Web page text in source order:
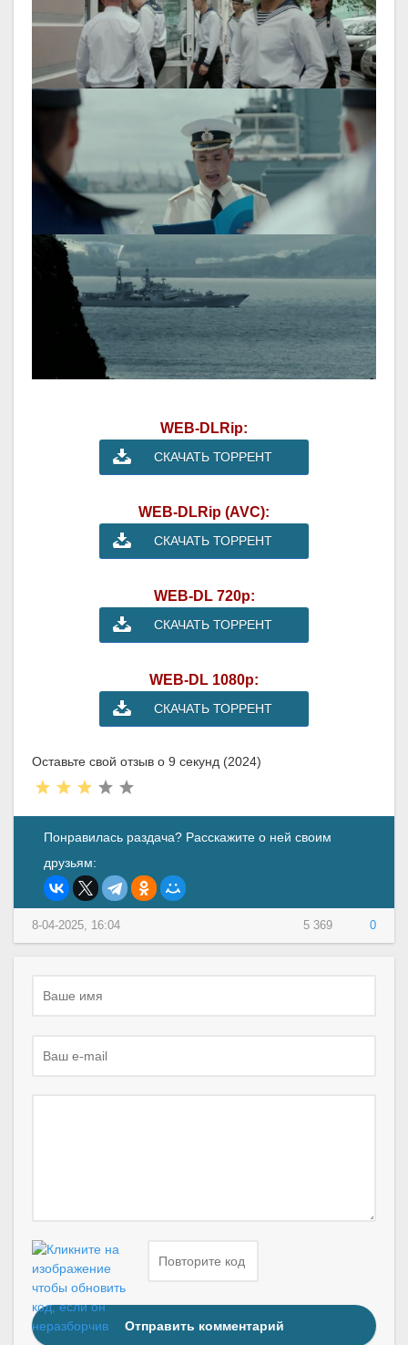
WEB-DLRip:
СКАЧАТЬ ТОРРЕНТ
WEB-DLRip (AVC):
СКАЧАТЬ ТОРРЕНТ
WEB-DL 720p:
СКАЧАТЬ ТОРРЕНТ
WEB-DL 1080p:
СКАЧАТЬ ТОРРЕНТ
Оставьте свой отзыв о 9 секунд (2024)
Понравилась раздача? Расскажите о ней своим
друзьям:
5 369 0
8-04-2025, 16:04
Отправить комментарий